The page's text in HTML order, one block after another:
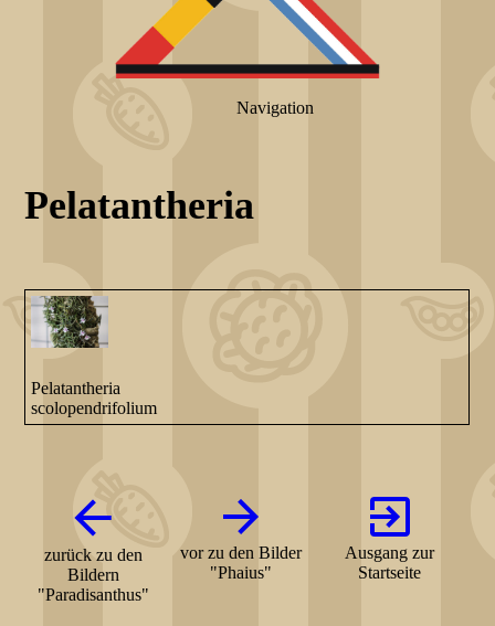
Navigation
Pelatantheria
Pelatantheria
scolopendrifolium
zurück zu den
Bildern
"Paradisanthus"
vor zu den Bilder
"Phaius"
Ausgang zur
Startseite